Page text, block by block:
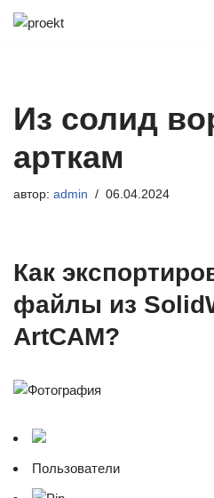
Из солид
арткам
автор: admin 06.04.2024
Как
файлы из
ArtCAM?
Пользователи